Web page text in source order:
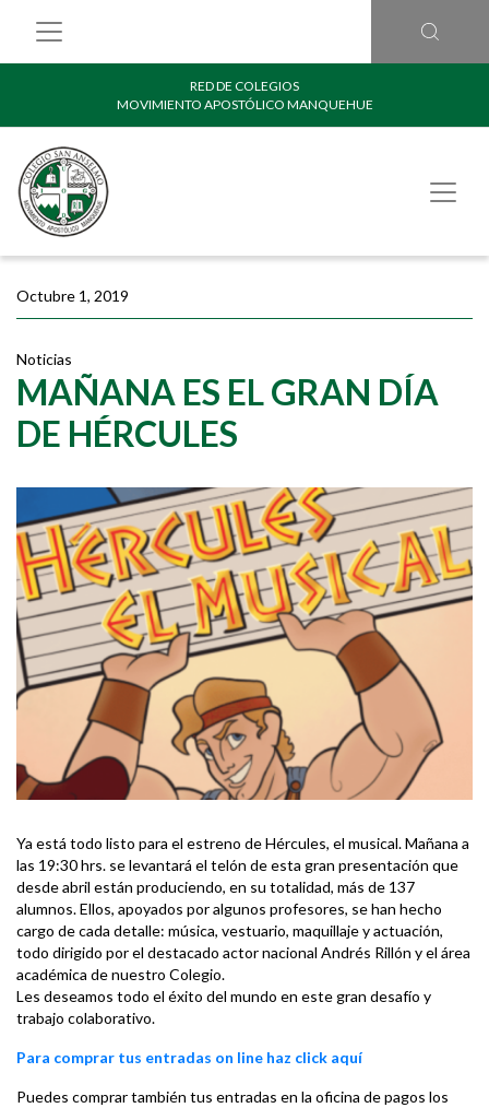
RED DE COLEGIOS
MOVIMIENTO APOSTÓLICO MANQUEHUE
Octubre 1, 2019
Noticias
MAÑANA ES EL GRAN DÍA
DE HÉRCULES
Ya está todo listo para el estreno de Hércules, el musical. Mañana a
las 19:30 hrs. se levantará el telón de esta gran presentación que
desde abril están produciendo, en su totalidad, más de 137
alumnos. Ellos, apoyados por algunos profesores, se han hecho
cargo de cada detalle: música, vestuario, maquillaje y actuación,
todo dirigido por el destacado actor nacional Andrés Rillón y el área
académica de nuestro Colegio.
Les deseamos todo el éxito del mundo en este gran desafío y
trabajo colaborativo.
Para comprar tus entradas on line haz click aquí
Puedes comprar también tus entradas en la oficina de pagos los